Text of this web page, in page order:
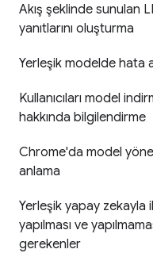
Akış şeklinde sunulan
yanıtlarını oluşturma
Yerleşik modelde hata
Kullanıcıları model
hakkında bilgilendirme
Chrome'da model
anlama
Yerleşik yapay zekayla
yapılması ve
gerekenler